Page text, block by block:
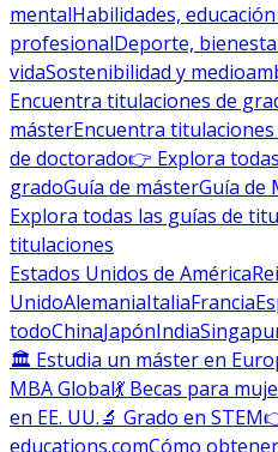
mentalHabilidades,
profesionalDeporte,
vidaSostenibilidad y
Encuentra titulaciones de
másterEncuentra
de doctorado👉 Explora
gradoGuía de másterGuía de
Explora todas las guías de
titulaciones
Estados Unidos de América
UnidoAlemaniaItaliaFrancia
todoChinaJapónIndia
🏛 Estudia un máster en
MBA Global💃 Becas para
en EE. UU.🔬 Grado en STEM
educations.comCómo